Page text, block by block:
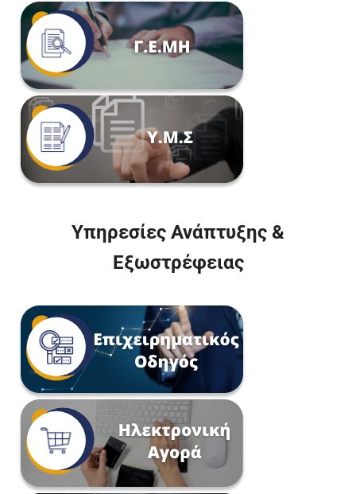
Υπηρεσίες Ανάπτυξης &
Εξωστρέφειας